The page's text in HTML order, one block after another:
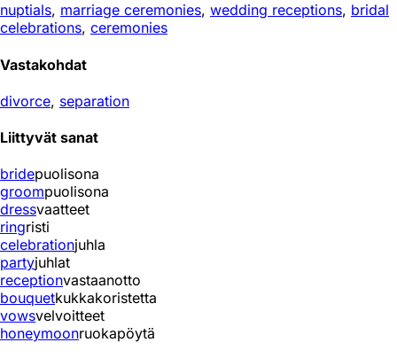
nuptials, marriage ceremonies, wedding receptions, bridal
celebrations, ceremonies
Vastakohdat
divorce, separation
Liittyvät sanat
bridepuolisona
groompuolisona
dressvaatteet
ringristi
celebrationjuhla
partyjuhlat
receptionvastaanotto
bouquetkukkakoristetta
vowsvelvoitteet
honeymoonruokapöytä